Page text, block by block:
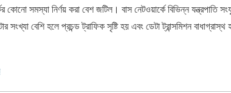
কোনো সমস্যা নির্ণয় করা বেশ জটিল। বাস নেটওয়ার্কে বিভিন্ন
বেশি হলে প্রচন্ড ট্রাফিক সৃষ্টি হয় এবং ডেটা ট্রান্সমিশন